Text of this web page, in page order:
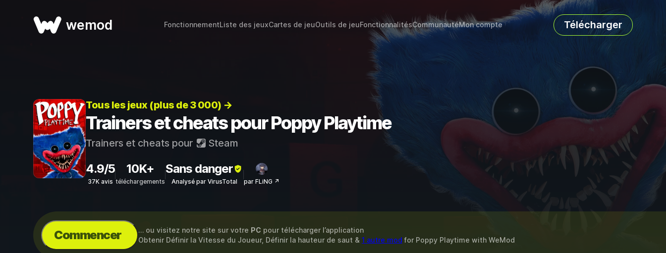
wemod FonctionnementListe des jeuxCartes de jeuOutils de jeuFonctionnalitésCommunautéMon compte Télécharger
Tous les jeux (plus de 3 000) →
Trainers et cheats pour Poppy Playtime
Trainers et cheats pour Steam
4.9/5
37K avis
10K+
téléchargements
Sans danger
Analysé par VirusTotal par FLiNG ↗
Commencer … ou visitez notre site sur votre PC pour télécharger l’application
Obtenir Définir la Vitesse du Joueur, Définir la hauteur de saut & 1 autre mod for Poppy Playtime with WeMod